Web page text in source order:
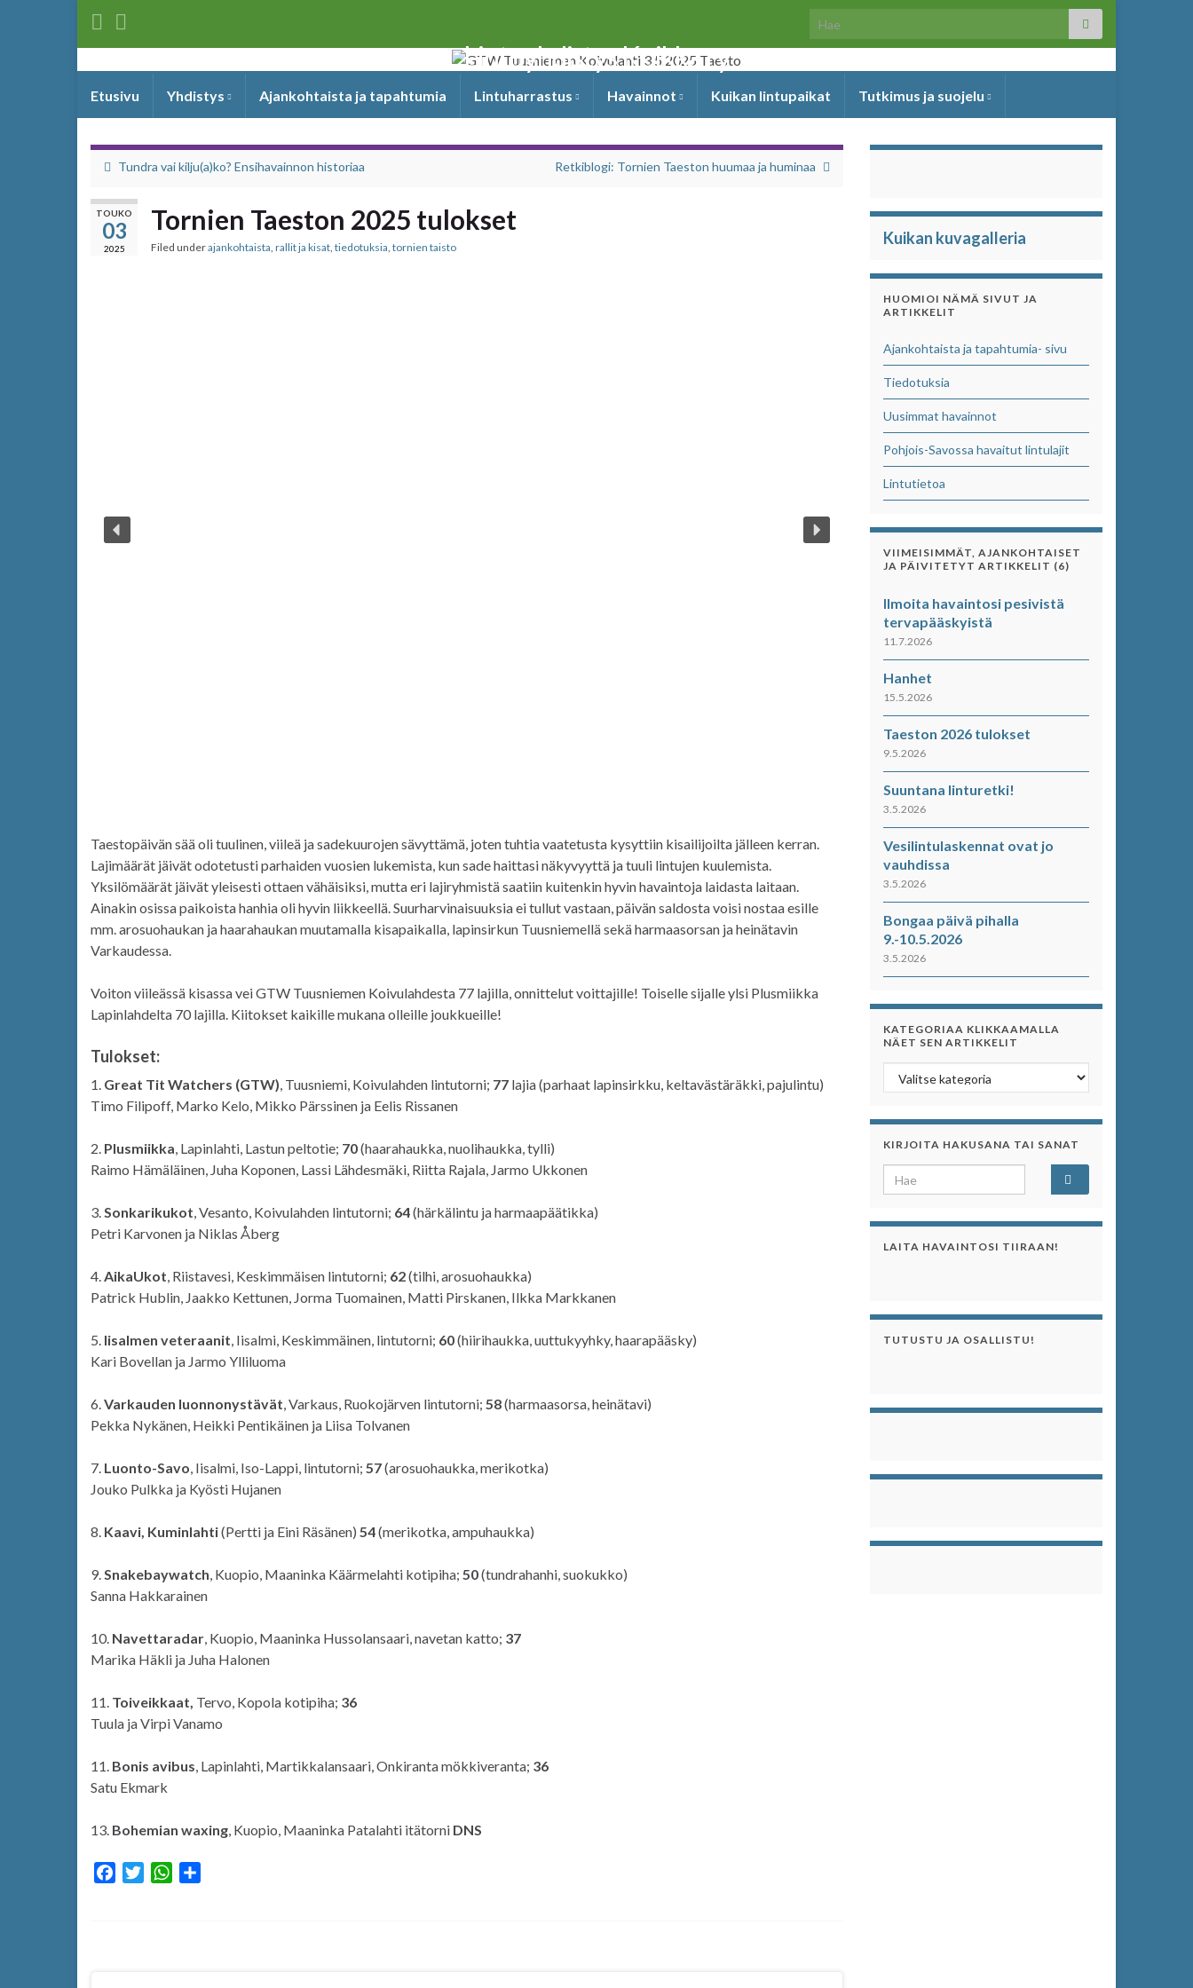
Search for:
Lintuyhdistys Kuikka ry
Etusivu Yhdistys Ajankohtaista ja tapahtumia Lintuharrastus Havainnot Kuikan lintupaikat Tutkimus ja suojelu
Tundra vai kilju(a)ko? Ensihavainnon historiaa Retkiblogi: Tornien Taeston huumaa ja huminaa
TOUKO
03
2025
Tornien Taeston 2025 tulokset
Filed underajankohtaista, rallit ja kisat, tiedotuksia, tornien taisto
Taestopäivän sää oli tuulinen, viileä ja sadekuurojen sävyttämä, joten tuhtia vaatetusta kysyttiin kisailijoilta jälleen kerran.
Lajimäärät jäivät odotetusti parhaiden vuosien lukemista, kun sade haittasi näkyvyyttä ja tuuli lintujen kuulemista.
Yksilömäärät jäivät yleisesti ottaen vähäisiksi, mutta eri lajiryhmistä saatiin kuitenkin hyvin havaintoja laidasta laitaan.
Ainakin osissa paikoista hanhia oli hyvin liikkeellä. Suurharvinaisuuksia ei tullut vastaan, päivän saldosta voisi nostaa esille
mm. arosuohaukan ja haarahaukan muutamalla kisapaikalla, lapinsirkun Tuusniemellä sekä harmaasorsan ja heinätavin
Varkaudessa.
Voiton viileässä kisassa vei GTW Tuusniemen Koivulahdesta 77 lajilla, onnittelut voittajille! Toiselle sijalle ylsi Plusmiikka
Lapinlahdelta 70 lajilla. Kiitokset kaikille mukana olleille joukkueille!
Tulokset:
1. Great Tit Watchers (GTW), Tuusniemi, Koivulahden lintutorni; 77 lajia (parhaat lapinsirkku, keltavästäräkki, pajulintu)
Timo Filipoff, Marko Kelo, Mikko Pärssinen ja Eelis Rissanen
2. Plusmiikka, Lapinlahti, Lastun peltotie; 70(haarahaukka, nuolihaukka, tylli)
Raimo Hämäläinen, Juha Koponen, Lassi Lähdesmäki, Riitta Rajala, Jarmo Ukkonen
3.Sonkarikukot, Vesanto, Koivulahden lintutorni; 64(härkälintu ja harmaapäätikka)
Petri Karvonen ja Niklas Åberg
4.AikaUkot, Riistavesi, Keskimmäisen lintutorni; 62(tilhi, arosuohaukka)
Patrick Hublin, Jaakko Kettunen, Jorma Tuomainen, Matti Pirskanen, Ilkka Markkanen
5. Iisalmen veteraanit, Iisalmi, Keskimmäinen, lintutorni; 60(hiirihaukka, uuttukyyhky, haarapääsky)
Kari Bovellan ja Jarmo Ylliluoma
6.Varkauden luonnonystävät, Varkaus, Ruokojärven lintutorni; 58(harmaasorsa, heinätavi)
Pekka Nykänen, Heikki Pentikäinen ja Liisa Tolvanen
7. Luonto-Savo, Iisalmi, Iso-Lappi, lintutorni; 57(arosuohaukka, merikotka)
Jouko Pulkka ja Kyösti Hujanen
8. Kaavi, Kuminlahti(Pertti ja Eini Räsänen) 54(merikotka, ampuhaukka)
9.Snakebaywatch, Kuopio, Maaninka Käärmelahti kotipiha; 50(tundrahanhi, suokukko)
Sanna Hakkarainen
10. Navettaradar, Kuopio, Maaninka Hussolansaari, navetan katto; 37
Marika Häkli ja Juha Halonen
11. Toiveikkaat, Tervo, Kopola kotipiha; 36
Tuula ja Virpi Vanamo
11. Bonis avibus, Lapinlahti, Martikkalansaari, Onkiranta mökkiveranta; 36
Satu Ekmark
13. Bohemian waxing, Kuopio, Maaninka Patalahti itätorni DNS
W
Kuikan kuvagalleria
HUOMIOI NÄMÄ SIVUT JA
ARTIKKELIT
Ajankohtaista ja tapahtumia- sivu
Tiedotuksia
Uusimmat havainnot
Pohjois-Savossa havaitut lintulajit
Lintutietoa
VIIMEISIMMÄT, AJANKOHTAISET
JA PÄIVITETYT ARTIKKELIT (6)
Ilmoita havaintosi pesivistä
tervapääskyistä
11.7.2026
Hanhet
15.5.2026
Taeston 2026 tulokset
9.5.2026
Suuntana linturetki!
3.5.2026
Vesilintulaskennat ovat jo
vauhdissa
3.5.2026
Bongaa päivä pihalla
9.-10.5.2026
3.5.2026
KATEGORIAA KLIKKAAMALLA
NÄET SEN ARTIKKELIT
Kategoriaa klikkaamalla näet sen artikkelit
KIRJOITA HAKUSANA TAI SANAT
Search for:
LAITA HAVAINTOSI TIIRAAN!
TUTUSTU JA OSALLISTU!